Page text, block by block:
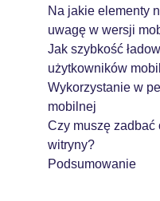
Na jakie elementy
uwagę w wersji
Jak szybkość
użytkowników
Wykorzystanie w
mobilnej
Czy muszę zadbać
witryny?
Podsumowanie